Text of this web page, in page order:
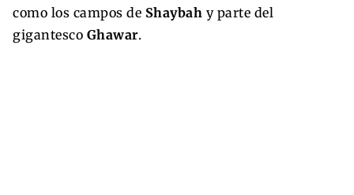
como los campos de Shaybah y parte del
gigantesco Ghawar.